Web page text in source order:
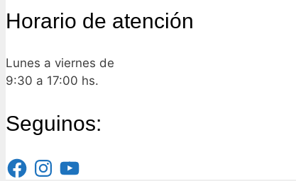
Horario de atención
Lunes a viernes de
9:30 a 17:00 hs.
Seguinos:
Facebook
InstagramYouTube